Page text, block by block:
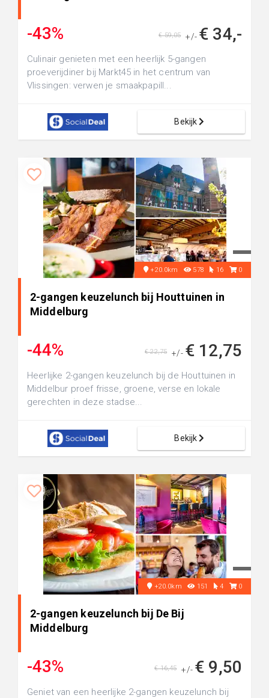
-43% +/- € 34,-
€ 59,05
Culinair genieten met een heerlijk 5-gangen
proeverijdiner bij Markt45 in het centrum van
Vlissingen: verwen je smaakpapill...
Bekijk
+20.0km 578 16 0
2-gangen keuzelunch bij Houttuinen in
Middelburg
-44% +/- € 12,75
€ 22,75
Heerlijke 2-gangen keuzelunch bij de Houttuinen in
Middelbur proef frisse, groene, verse en lokale
gerechten in deze stadse...
Bekijk
+20.0km 151 4 0
2-gangen keuzelunch bij De Bij
Middelburg
-43% +/- € 9,50
€ 16,45
Geniet van een heerlijke 2-gangen keuzelunch bij